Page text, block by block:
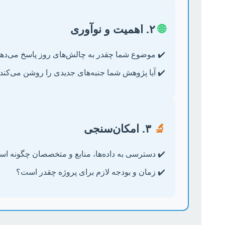
🌐۲. اهمیت و نوآوری
✔️ موضوع شما چقدر به چالش‌های روز پاسخ
✔️ آیا پژوهش شما جنبه‌های جدیدی را روشن
🔬
✔️ دسترسی به داده‌ها، منابع و متخصصان چگونه
✔️ زمان و بودجه لازم برای پروژه چقدر است؟